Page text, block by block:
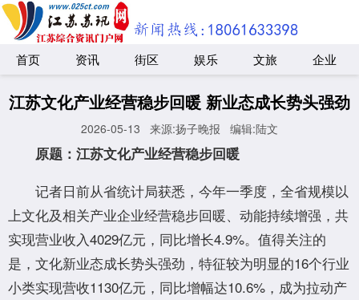
首页 资讯 街区 娱乐 文旅 企业
江苏文化产业经营稳步回暖 新业态成长势头强劲
2026-05-13 来源:扬子晚报 编辑:陆文
原题：江苏文化产业经营稳步回暖
记者日前从省统计局获悉，今年一季度，全省规模以
上文化及相关产业企业经营稳步回暖、动能持续增强，共
实现营业收入4029亿元，同比增长4.9%。值得关注的
是，文化新业态成长势头强劲，特征较为明显的16个行业
小类实现营收1130亿元，同比增幅达10.6%，成为拉动产